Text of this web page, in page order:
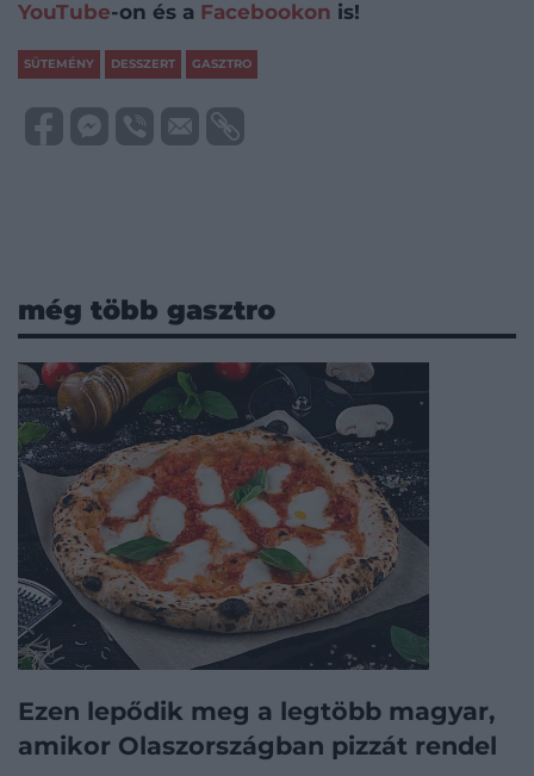
YouTube-on és a Facebookon is!
SÜTEMÉNY DESSZERT GASZTRO
még több gasztro
Ezen lepődik meg a legtöbb magyar,
amikor Olaszországban pizzát rendel